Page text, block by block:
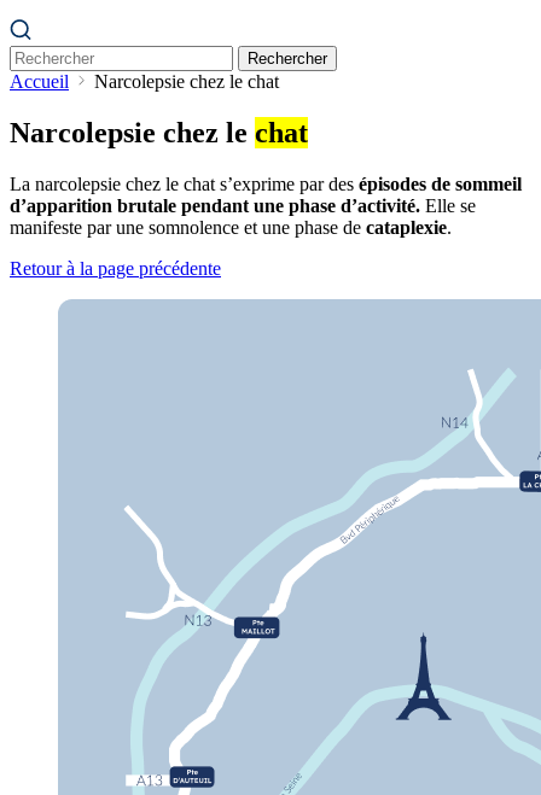
Rechercher
Accueil Narcolepsie chez le chat
Narcolepsie chez le chat
La narcolepsie chez le chat s’exprime par des épisodes de sommeil
d’apparition brutale pendant une phase d’activité. Elle se
manifeste par une somnolence et une phase de cataplexie.
Retour à la page précédente